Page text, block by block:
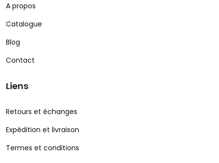
A propos
Catalogue
Blog
Contact
Liens
Retours et échanges
Expédition et livraison
Termes et conditions